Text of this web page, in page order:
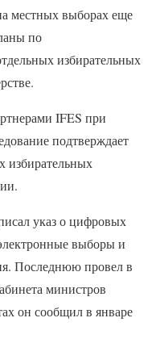
местных выборах еще
по
избирательных
IFES при
подтверждает
избирательных
указ о цифровых
выборы и
Последнюю провел в
министров
он сообщил в январе